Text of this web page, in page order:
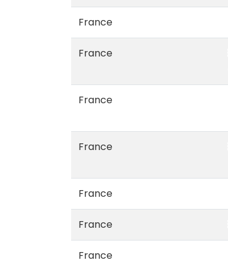
France
France
France
France
France
France
France